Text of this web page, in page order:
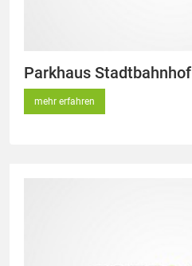
Parkhaus Stadtbahnhof
mehr erfahren